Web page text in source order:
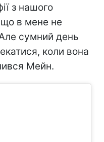
з нашого
що в мене не
сумний день
коли вона
Мейн.